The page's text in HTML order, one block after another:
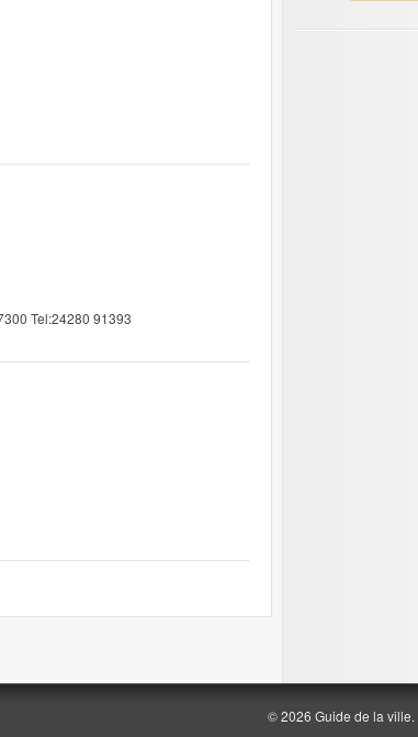
Tel:24280 91393
© 2026 Guide de la ville.